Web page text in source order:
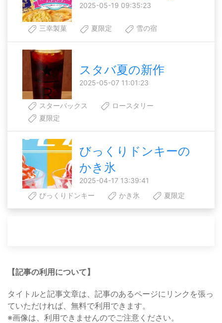
2025-05-19 09:35:23
三幸製菓 夏限定 雪の宿
スタバ夏の新作
2025-05-07 11:01:23
スターバックス
ロースタリー
夏限定
びっくりドンキーの
かき氷
2025-04-17 13:39:41
びっくりドンキー
かき氷 夏限定
【記事の利用について】
タイトルと記事文章は、記事のあるページにリンクを張っ
ていただければ、無料で利用できます。
※画像は、利用できませんのでご注意ください。